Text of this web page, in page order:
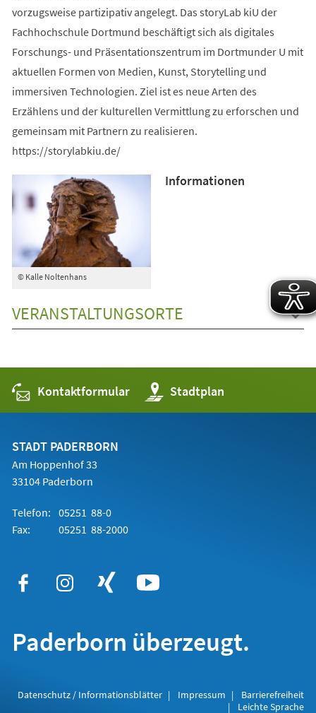
vorzugsweise partizipativ angelegt. Das storyLab kiU der
Fachhochschule Dortmund beschäftigt sich als digitales
Forschungs- und Präsentationszentrum im Dortmunder U mit
aktuellen Formen von Medien, Kunst, Storytelling und
immersiven Technologien. Ziel ist es neue Arten des
Erzählens und der kulturellen Vermittlung zu erforschen und
gemeinsam mit Partnern zu realisieren.
https://storylabkiu.de/
© Kalle Noltenhans
Informationen
VERANSTALTUNGSORTE
Kontaktformular Stadtplan
(Öffnet
in
einem
STADT PADERBORN
Am Hoppenhof 33
33104 Paderborn
Telefon: 05251 88-0
Fax:
05251 88-2000
Paderborn überzeugt.
Datenschutz / Informationsblätter Impressum
Barrierefreiheit
Leichte Sprache